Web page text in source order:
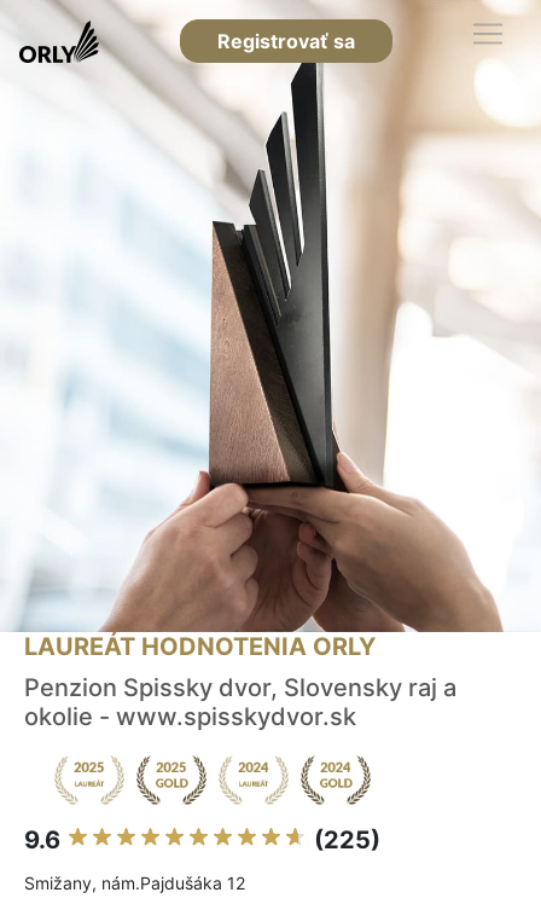
Registrovať sa
LAUREÁT HODNOTENIA ORLY
Penzion Spissky dvor, Slovensky raj a
okolie - www.spisskydvor.sk
9.6 (225)
Smižany, nám.Pajdušáka 12